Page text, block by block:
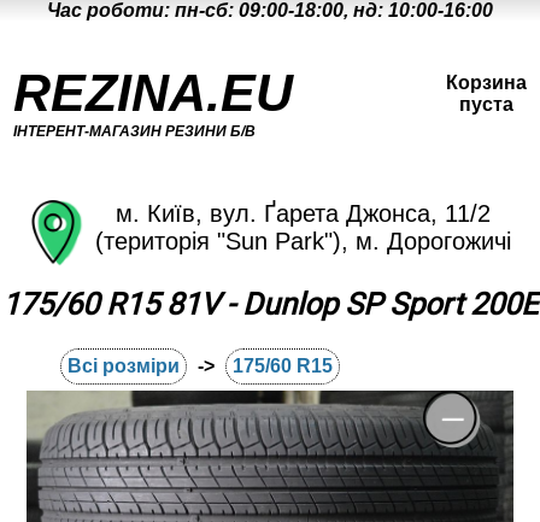
Час роботи: пн-сб: 09:00-18:00, нд: 10:00-16:00
REZINA.EU
ІНТЕРЕНТ-МАГАЗИН РЕЗИНИ Б/В
м. Київ, вул. Ґарета Джонса, 11/2
(територія "Sun Park"), м. Дорогожичі
Корзина
пуста
175/60 R15 81V - Dunlop SP Sport 200E
Всі розміри -> 175/60 R15